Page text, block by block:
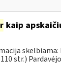
kaip
str.)